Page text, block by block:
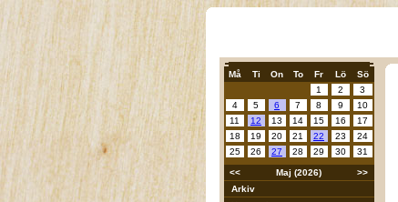
Må Ti On To Fr Lö
Sö
1
2
3
4
5 6 7 8 9
10
11
12 13 14 15 16
17
18
19 20 21 22 23
24
25
26 27 28 29 30 31
<< Maj (2026)
>>
Arkiv